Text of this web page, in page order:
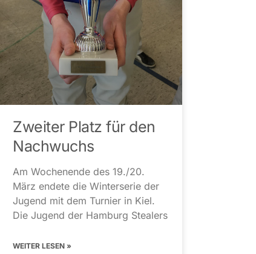
Zweiter Platz für den
Nachwuchs
Am Wochenende des 19./20.
März endete die Winterserie der
Jugend mit dem Turnier in Kiel.
Die Jugend der Hamburg Stealers
WEITER LESEN »